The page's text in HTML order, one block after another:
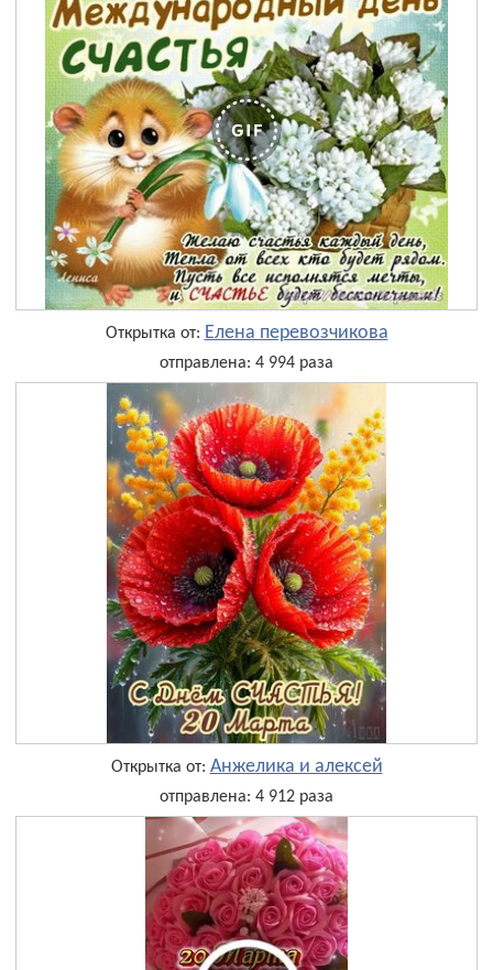
Открытка от: Елена перевозчикова
отправлена: 4 994 раза
Открытка от: Анжелика и алексей
отправлена: 4 912 раза